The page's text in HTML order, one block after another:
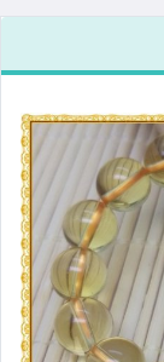
4) (實物拍)